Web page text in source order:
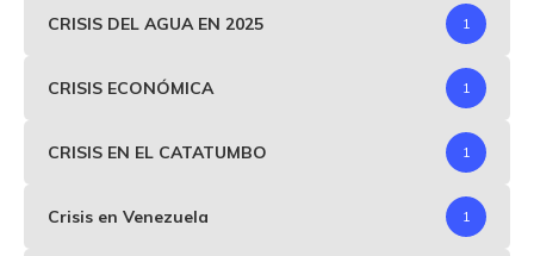
CRISIS DEL AGUA EN 2025 1
CRISIS ECONÓMICA 1
CRISIS EN EL CATATUMBO 1
Crisis en Venezuela 1